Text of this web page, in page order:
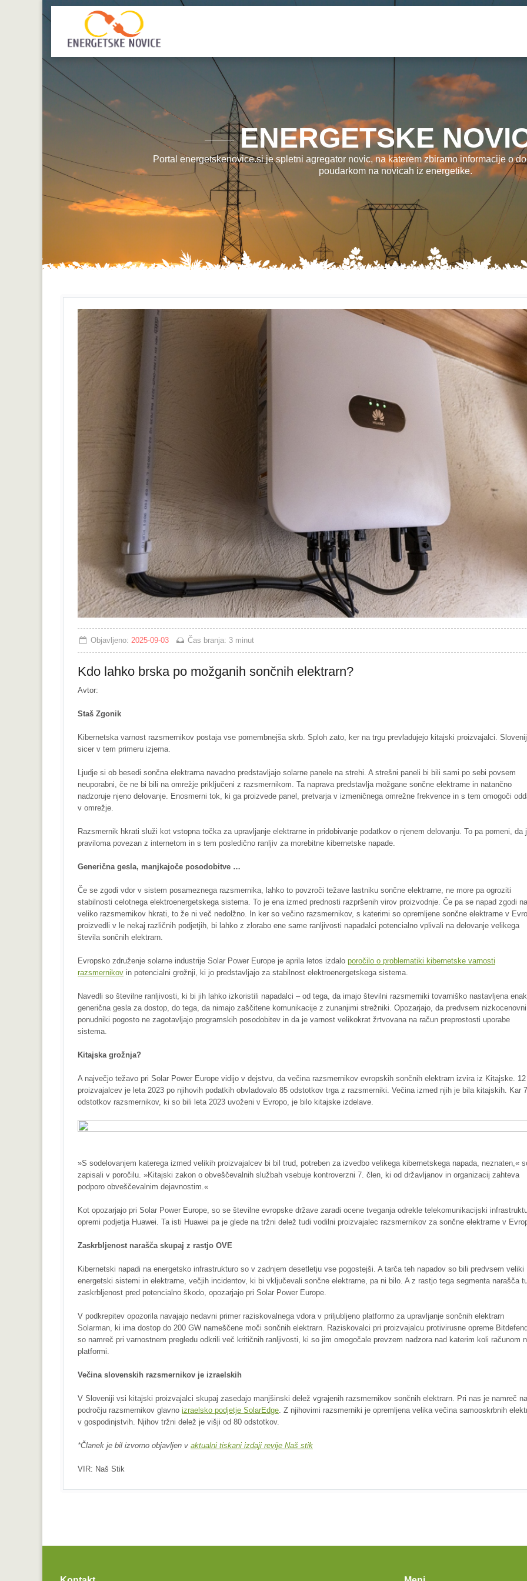
ENERGETSKE
Portal energetskenovice.si je spletni agregator novic, na katerem zbiramo informacije o
poudarkom na novicah iz energetike.
Objavljeno:2025-09-03 Čas branja: 3 minut
Kdo lahko brska po možganih sončnih elektrarn?
Avtor:
Staš Zgonik
Kibernetska varnost razsmernikov postaja vse pomembnejša skrb. Sploh zato, ker na trgu prevladujejo kitajski proizvajalci.
sicer v tem primeru izjema.
Ljudje si ob besedi sončna elektrarna navadno predstavljajo solarne panele na strehi. A strešni paneli bi bili sami po sebi povsem
neuporabni, če ne bi bili na omrežje priključeni z razsmernikom. Ta naprava predstavlja možgane sončne elektrarne in natančno
nadzoruje njeno delovanje. Enosmerni tok, ki ga proizvede panel, pretvarja v izmeničnega omrežne frekvence in s tem omogoči
v omrežje.
Razsmernik hkrati služi kot vstopna točka za upravljanje elektrarne in pridobivanje podatkov o njenem delovanju. To pa pomeni, da
praviloma povezan z internetom in s tem posledično ranljiv za morebitne kibernetske napade.
Generična gesla, manjkajoče posodobitve …
Če se zgodi vdor v sistem posameznega razsmernika, lahko to povzroči težave lastniku sončne elektrarne, ne more pa ogroziti
stabilnosti celotnega elektroenergetskega sistema. To je ena izmed prednosti razpršenih virov proizvodnje. Če pa se napad zgodi na
veliko razsmernikov hkrati, to že ni več nedolžno. In ker so večino razsmernikov, s katerimi so opremljene sončne elektrarne v
proizvedli v le nekaj različnih podjetjih, bi lahko z zlorabo ene same ranljivosti napadalci potencialno vplivali na delovanje velikega
števila sončnih elektrarn.
Evropsko združenje solarne industrije Solar Power Europe je aprila letos izdalo poročilo o problematiki kibernetske varnosti
razsmernikov in potencialni grožnji, ki jo predstavljajo za stabilnost elektroenergetskega sistema.
Navedli so številne ranljivosti, ki bi jih lahko izkoristili napadalci – od tega, da imajo številni razsmerniki tovarniško nastavljena
generična gesla za dostop, do tega, da nimajo zaščitene komunikacije z zunanjimi strežniki. Opozarjajo, da predvsem nizkocenovni
ponudniki pogosto ne zagotavljajo programskih posodobitev in da je varnost velikokrat žrtvovana na račun preprostosti uporabe
sistema.
Kitajska grožnja?
A največjo težavo pri Solar Power Europe vidijo v dejstvu, da večina razsmernikov evropskih sončnih elektrarn izvira iz Kitajske. 12
proizvajalcev je leta 2023 po njihovih podatkih obvladovalo 85 odstotkov trga z razsmerniki. Večina izmed njih je bila kitajskih. Kar
odstotkov razsmernikov, ki so bili leta 2023 uvoženi v Evropo, je bilo kitajske izdelave.
»S sodelovanjem katerega izmed velikih proizvajalcev bi bil trud, potreben za izvedbo velikega kibernetskega napada, neznaten,«
zapisali v poročilu. »Kitajski zakon o obveščevalnih službah vsebuje kontroverzni 7. člen, ki od državljanov in organizacij zahteva
podporo obveščevalnim dejavnostim.«
Kot opozarjajo pri Solar Power Europe, so se številne evropske države zaradi ocene tveganja odrekle telekomunikacijski
opremi podjetja Huawei. Ta isti Huawei pa je glede na tržni delež tudi vodilni proizvajalec razsmernikov za sončne elektrarne v
Zaskrbljenost narašča skupaj z rastjo OVE
Kibernetski napadi na energetsko infrastrukturo so v zadnjem desetletju vse pogostejši. A tarča teh napadov so bili predvsem veliki
energetski sistemi in elektrarne, večjih incidentov, ki bi vključevali sončne elektrarne, pa ni bilo. A z rastjo tega segmenta narašča
zaskrbljenost pred potencialno škodo, opozarjajo pri Solar Power Europe.
V podkrepitev opozorila navajajo nedavni primer raziskovalnega vdora v priljubljeno platformo za upravljanje sončnih elektrarn
Solarman, ki ima dostop do 200 GW nameščene moči sončnih elektrarn. Raziskovalci pri proizvajalcu protivirusne opreme
so namreč pri varnostnem pregledu odkrili več kritičnih ranljivosti, ki so jim omogočale prevzem nadzora nad katerim koli računom
platformi.
Večina slovenskih razsmernikov je izraelskih
V Sloveniji vsi kitajski proizvajalci skupaj zasedajo manjšinski delež vgrajenih razsmernikov sončnih elektrarn. Pri nas je namreč na
področju razsmernikov glavno izraelsko podjetje SolarEdge. Z njihovimi razsmerniki je opremljena velika večina samooskrbnih
v gospodinjstvih. Njihov tržni delež je višji od 80 odstotkov.
*Članek je bil izvorno objavljen v aktualni tiskani izdaji revije Naš stik
VIR: Naš Stik